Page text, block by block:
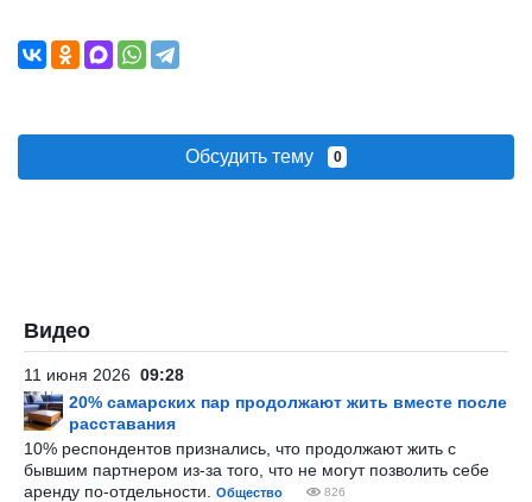
Обсудить тему 0
Видео
11 июня 2026 09:28
20% самарских пар продолжают жить вместе после
расставания
10% респондентов признались, что продолжают жить с
бывшим партнером из-за того, что не могут позволить себе
аренду по-отдельности.
Общество 826